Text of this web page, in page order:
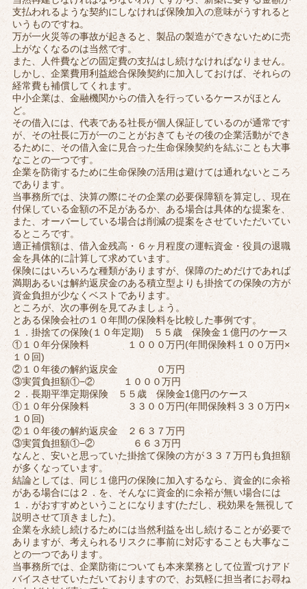
支払われるような契約にしなければ保険加入の意味がうすれると
いうものですね。
万が一火災等の事故が起きると、製品の製造ができないために売
上がなくなるのは当然です。
また、人件費などの固定費の支払はし続けなければなりません。
しかし、企業費用利益総合保険契約に加入しておけば、それらの
経常費も補償してくれます。
中小企業は、金融機関からの借入を行っているケースがほとん
ど。
その借入には、代表である社長が個人保証しているのが通常です
が、その社長に万が一のことがおきてもその後の企業活動ができ
るために、その借入金に見合った生命保険契約を結ぶことも大事
なことの一つです。
企業を防衛するために生命保険の活用は避けては通れないところ
であります。
当事務所では、決算の際にその企業の必要保障額を算定し、現在
付保している金額の不足があるか、ある場合は具体的な提案を、
また、オーバーしている場合は削減の提案をさせていただいてい
るところです。
適正補償額は、借入金残高・６ヶ月程度の運転資金・役員の退職
金を具体的に計算して求めています。
保険にはいろいろな種類がありますが、保障のためだけであれば
満期あるいは解約返戻金のある積立型よりも掛捨ての保険の方が
資金負担が少なくベストであります。
ところが、次の事例を見てみましょう。
とある保険会社の１０年間の保険料を比較した事例です。
１．掛捨ての保険(１０年定期) ５５歳 保険金１億円のケース
①１０年分保険料 １０００万円(年間保険料１００万円×
１０回)
②１０年後の解約返戻金 ０万円
③実質負担額①−② １０００万円
２．長期平準定期保険 ５５歳 保険金1億円のケース
①１０年分保険料 ３３００万円(年間保険料３３０万円×
１０回)
②１０年後の解約返戻金 ２６３７万円
③実質負担額①−② ６６３万円
なんと、安いと思っていた掛捨て保険の方が３３７万円も負担額
が多くなっています。
結論としては、同じ１億円の保険に加入するなら、資金的に余裕
がある場合には２．を、そんなに資金的に余裕が無い場合には
１．がおすすめということになります(ただし、税効果を無視して
説明させて頂きました)。
企業を永続し続けるためには当然利益を出し続けることが必要で
ありますが、考えられるリスクに事前に対応することも大事なこ
との一つであります。
当事務所では、企業防衛についても本来業務として位置づけアド
バイスさせていただいておりますので、お気軽に担当者にお尋ね